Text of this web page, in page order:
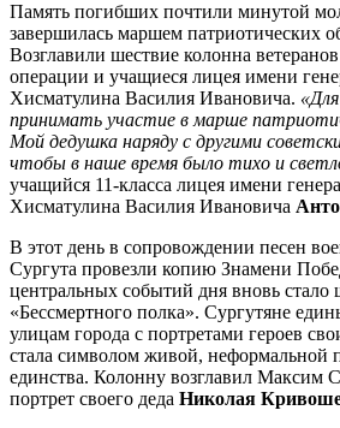
Память погибших почтили минутой
завершилась маршем патриотических
Возглавили шествие колонна
операции и учащиеся лицея имени
Хисматулина Василия Ивановича.
принимать участие в марше
Мой дедушка наряду с другими
чтобы в наше время было тихо и
учащийся 11-класса лицея имени
Хисматулина Василия Ивановича
В этот день в сопровождении песен
Сургута провезли копию Знамени
центральных событий дня вновь стало
«Бессмертного полка». Сургутяне
улицам города с портретами героев
стала символом живой, неформальной
единства. Колонну возглавил Максим
портрет своего деда Николая